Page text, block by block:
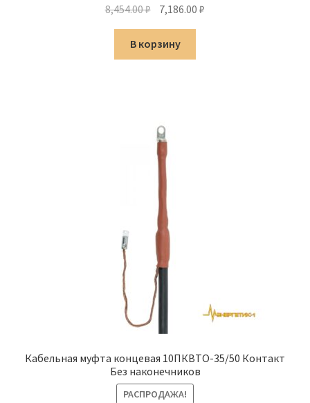
8,454.00₽ Первоначальная
составляла
8,454.00 ₽.
7,186.00₽
В корзину
Кабельная муфта концевая 10ПКВТО-35/50 Контакт
Без наконечников
РАСПРОДАЖА!